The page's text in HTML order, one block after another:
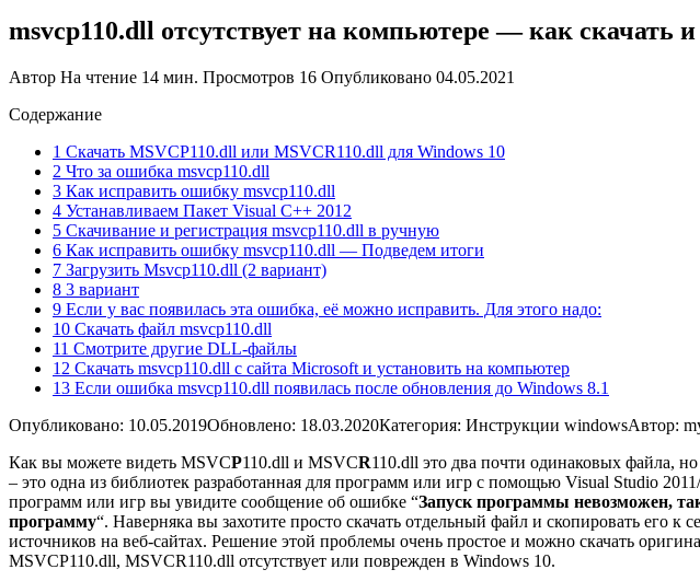
msvcp110.dll отсутствует на компьютере — как скачать
Автор На чтение 14 мин. Просмотров 16 Опубликовано 04.05.2021
Содержание
1 Скачать MSVCP110.dll или MSVCR110.dll для Windows 10
2 Что за ошибка msvcp110.dll
3 Как исправить ошибку msvcp110.dll
4 Устанавливаем Пакет Visual C++ 2012
5 Скачивание и регистрация msvcp110.dll в ручную
6 Как исправить ошибку msvcp110.dll — Подведем итоги
7 Загрузить Msvcp110.dll (2 вариант)
8 3 вариант
9 Если у вас появилась эта ошибка, её можно исправить. Для этого надо:
10 Скачать файл msvcp110.dll
11 Смотрите другие DLL-файлы
12 Скачать msvcp110.dll с сайта Microsoft и установить на компьютер
13 Если ошибка msvcp110.dll появилась после обновления до Windows 8.1
Опубликовано: 10.05.2019Обновлено: 18.03.2020Категория: Инструкции windowsАвтор:
Как вы можете видеть MSVCP110.dll и MSVCR110.dll это два почти одинаковых файла,
– это одна из библиотек разработанная для программ или игр с помощью Visual Studio
программ или игр вы увидите сообщение об ошибке “Запуск программы невозможен,
программу“. Наверняка вы захотите просто скачать отдельный файл и скопировать его
источников на веб-сайтах. Решение этой проблемы очень простое и можно скачать
MSVCP110.dll, MSVCR110.dll отсутствует или поврежден в Windows 10.